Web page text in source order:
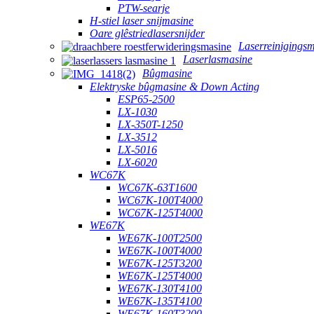
PTW-searje
H-stiel laser snijmasine
Oare glêstriedlasersnijder
Laserlasmasine
Bûgmasine
Elektryske bûgmasine & Down Acting
ESP65-2500
LX-1030
LX-350T-1250
LX-3512
LX-5016
LX-6020
WC67K
WC67K-63T1600
WC67K-100T4000
WC67K-125T4000
WE67K
WE67K-100T2500
WE67K-100T4000
WE67K-125T3200
WE67K-125T4000
WE67K-130T4100
WE67K-135T4100